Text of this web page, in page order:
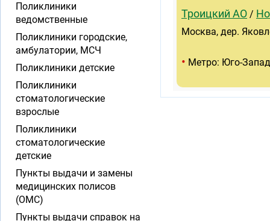
Троицкий АО /
Москва, дер.
• Метро: Юго-
Поликлиники
ведомственные
Поликлиники городские,
амбулатории, МСЧ
Поликлиники детские
Поликлиники
стоматологические
взрослые
Поликлиники
стоматологические
детские
Пункты выдачи и замены
медицинских полисов
(ОМС)
Пункты выдачи справок на